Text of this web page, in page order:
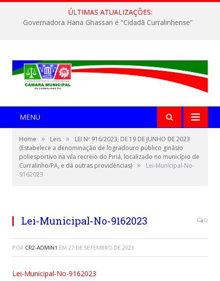
ÚLTIMAS ATUALIZAÇÕES:
Governadora Hana Ghassan é “Cidadã Curralinhense”
MENU
Home » Leis »
LEI Nº 916/2023, DE 19 DE JUNHO DE 2023
(Estabelece a denominação de logradouro público ginásio
poliesportivo na vila recreio do Piriá, localizado no município de
Curralinho/PA, e dá outras providências) »
Lei-Municipal-No-
9162023
Lei-Municipal-No-9162023 0
POR CR2-ADMIN1 EM 27 DE SETEMBRO DE 2023
Lei-Municipal-No-9162023